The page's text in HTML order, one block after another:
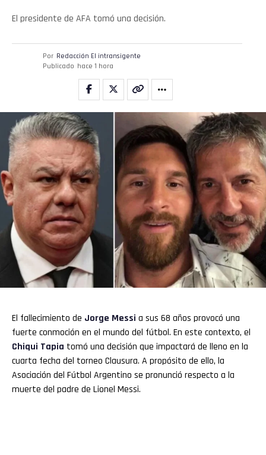
El presidente de AFA tomó una decisión.
Por Redacción El intransigente
Publicado hace 1 hora
El fallecimiento de Jorge Messi a sus 68 años provocó una
fuerte conmoción en el mundo del fútbol. En este contexto, el
Chiqui Tapia tomó una decisión que impactará de lleno en la
cuarta fecha del torneo Clausura. A propósito de ello, la
Asociación del Fútbol Argentino se pronunció respecto a la
muerte del padre de Lionel Messi.